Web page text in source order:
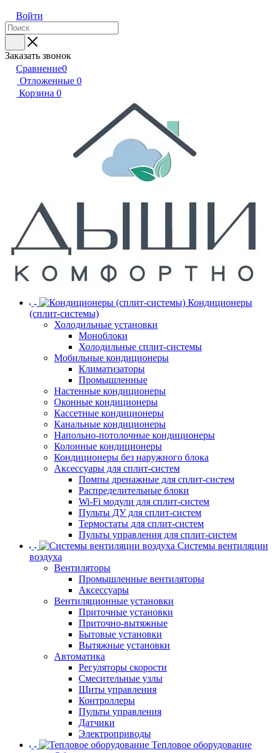
Войти
Заказать звонок
Сравнение0
Отложенные 0
Корзина 0
Кондиционеры
(сплит-системы)
Холодильные установки
Моноблоки
Холодильные сплит-системы
Мобильные кондиционеры
Климатизаторы
Промышленные
Настенные кондиционеры
Оконные кондиционеры
Кассетные кондиционеры
Канальные кондиционеры
Напольно-потолочные кондиционеры
Колонные кондиционеры
Кондиционеры без наружного блока
Аксессуары для сплит-систем
Помпы дренажные для сплит-систем
Распределительные блоки
Wi-Fi модули для сплит-систем
Пульты ДУ для сплит-систем
Термостаты для сплит-систем
Пульты управления для сплит-систем
Системы вентиляции
воздуха
Вентиляторы
Промышленные вентиляторы
Аксессуары
Вентиляционные установки
Приточные установки
Приточно-вытяжные
Бытовые установки
Вытяжные установки
Автоматика
Регуляторы скорости
Смесительные узлы
Щиты управления
Контроллеры
Пульты управления
Датчики
Электроприводы
Тепловое оборудование